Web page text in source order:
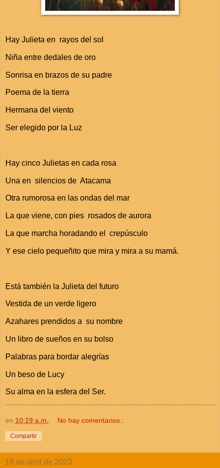
Hay Julieta en rayos del sol
Niña entre dedales de oro
Sonrisa en brazos de su padre
Poema de la tierra
Hermana del viento
Ser elegido por la Luz
Hay cinco Julietas en cada rosa
Una en silencios de Atacama
Otra rumorosa en las ondas del mar
La que viene, con pies rosados de aurora
La que marcha horadando el crepúsculo
Y ese cielo pequeñito que mira y mira a su mamá.
Está también la Julieta del futuro
Vestida de un verde ligero
Azahares prendidos a su nombre
Un libro de sueños en su bolso
Palabras para bordar alegrías
Un beso de Lucy
Su alma en la esfera del Ser.
en 10:19 a.m. No hay comentarios.:
Compartir
19 de abril de 2023